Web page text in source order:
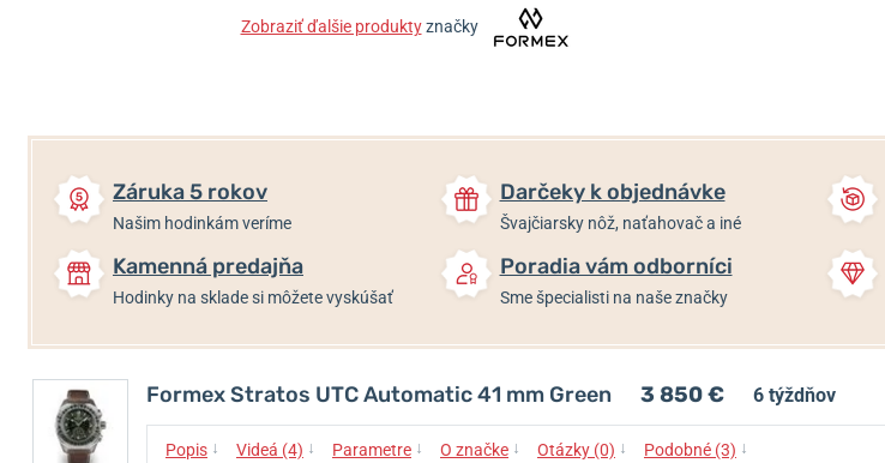
Zobraziť ďalšie produktyznačky
Záruka 5 rokov
Našim hodinkám veríme
Darčeky k objednávke
Švajčiarsky nôž, naťahovač a iné
Kamenná predajňa
Hodinky na sklade si môžete vyskúšať
Poradia vám odborníci
Sme špecialisti na naše značky
Formex Stratos UTC Automatic 41 mm Green 3 850 € 6 týždňov
Popis ↓ Videá (4) ↓ Parametre ↓ O značke ↓ Otázky (0) ↓ Podobné (3) ↓